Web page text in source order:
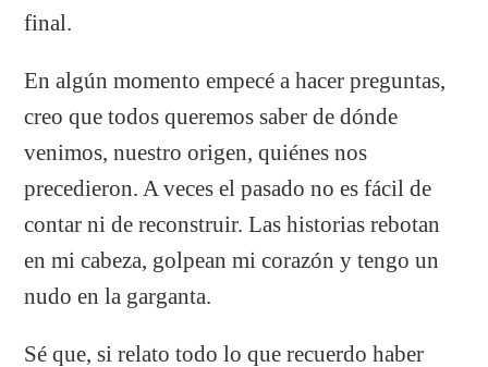
final.
En algún momento empecé a hacer preguntas,
creo que todos queremos saber de dónde
venimos, nuestro origen, quiénes nos
precedieron. A veces el pasado no es fácil de
contar ni de reconstruir. Las historias rebotan
en mi cabeza, golpean mi corazón y tengo un
nudo en la garganta.
Sé que, si relato todo lo que recuerdo haber